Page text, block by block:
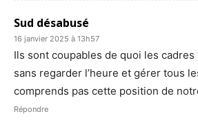
Sud désabusé
16 janvier 2025 à 13h57
Ils sont coupables de quoi les
sans regarder l’heure et gérer tous
comprends pas cette position de
Répondre